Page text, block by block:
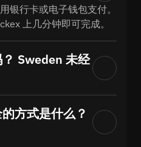
银行卡或电子钱包支付。
上几分钟即可完成。
Sweden 未经
方式是什么？